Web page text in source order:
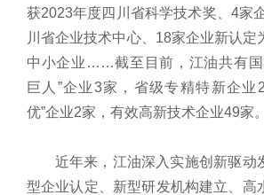
新闻资讯
联系我们
获2023年度四川省科学技术奖、4家
川省企业技术中心、18家企业新认定
中小企业……截至目前，江油共有国
巨人”企业3家，省级专精特新企业
优”企业2家，有效高新技术企业49家。
近年来，江油深入实施创新驱动
型企业认定、新型研发机构建立、高